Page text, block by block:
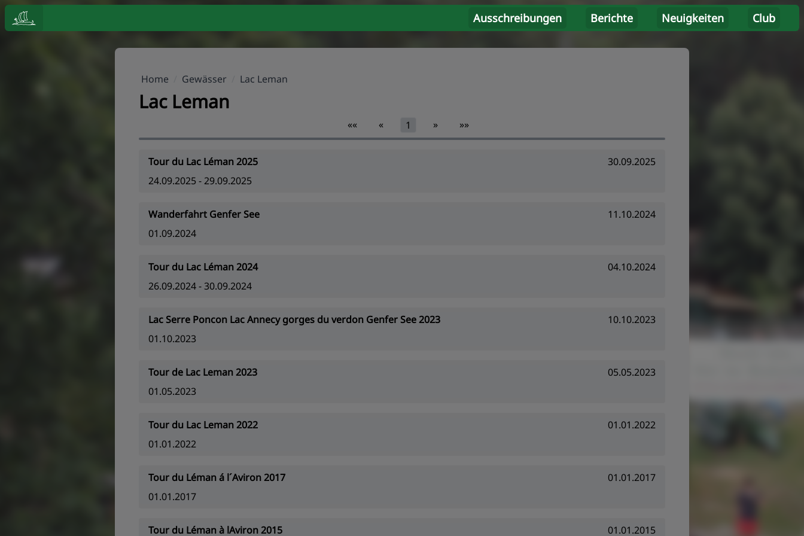
Ausschreibungen Berichte Neuigkeiten Club
Home Gewässer Lac Leman
Lac Leman
«« « 1 » »»
Tour du Lac Léman 2025
30.09.2025
24.09.2025 - 29.09.2025
Wanderfahrt Genfer See
11.10.2024
01.09.2024
Tour du Lac Léman 2024
04.10.2024
26.09.2024 - 30.09.2024
Lac Serre Poncon Lac Annecy gorges du verdon Genfer See 2023
10.10.2023
01.10.2023
Tour de Lac Leman 2023
05.05.2023
01.05.2023
Tour du Lac Leman 2022
01.01.2022
01.01.2022
Tour du Léman á l´Aviron 2017
01.01.2017
01.01.2017
Tour du Léman à lAviron 2015 01.01.2015